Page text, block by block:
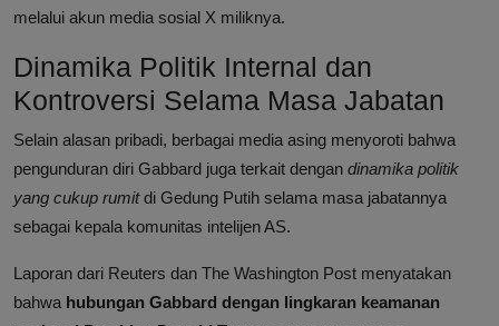
melalui akun media sosial X miliknya.
Dinamika Politik Internal dan
Kontroversi Selama Masa Jabatan
Selain alasan pribadi, berbagai media asing menyoroti bahwa
pengunduran diri Gabbard juga terkait dengan dinamika politik
yang cukup rumitdi Gedung Putih selama masa jabatannya
sebagai kepala komunitas intelijen AS.
Laporan dari Reuters dan The Washington Post menyatakan
bahwa hubungan Gabbard dengan lingkaran keamanan